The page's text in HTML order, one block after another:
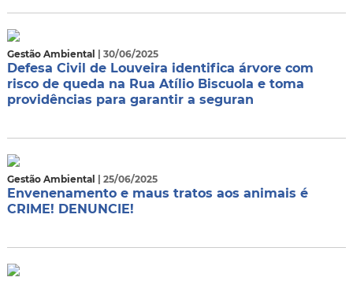
Gestão Ambiental | 30/06/2025
Defesa Civil de Louveira identifica árvore com
risco de queda na Rua Atílio Biscuola e toma
providências para garantir a seguran
Gestão Ambiental | 25/06/2025
Envenenamento e maus tratos aos animais é
CRIME! DENUNCIE!